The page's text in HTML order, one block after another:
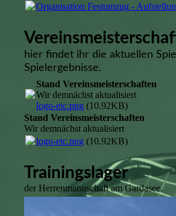
Organisation Festumzug -
hier findet ihr die aktuellen
Spielergebnisse.
Stand Vereinsmeisterschaften
Wir demnächst aktualisiert
logo-etc.png (10.92KB)
Stand Vereinsmeisterschaften
Wir demnächst aktualisiert
logo-etc.png (10.92KB)
Trainingslager
der Herrenmannschaft am Gardasee.